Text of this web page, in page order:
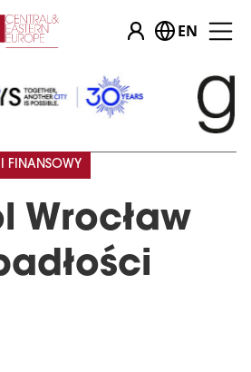
EN
Wrocław
I FINANSOWY